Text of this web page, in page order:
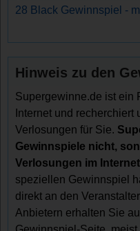
28 Black Gewinnspiel -
Hinweis zu den
Supergewinne.de ist ein
Internet und
Verlosungen für Sie.
Gewinnspiele nicht,
Verlosungen im
speziellen Gewinnspiel
direkt an den
Anbietern erhalten Sie